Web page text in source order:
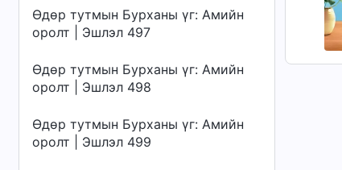
Өдөр тутмын Бурханы үг: Амийн
оролт | Эшлэл 497
Өдөр тутмын Бурханы үг: Амийн
оролт | Эшлэл 498
Өдөр тутмын Бурханы үг: Амийн
оролт | Эшлэл 499